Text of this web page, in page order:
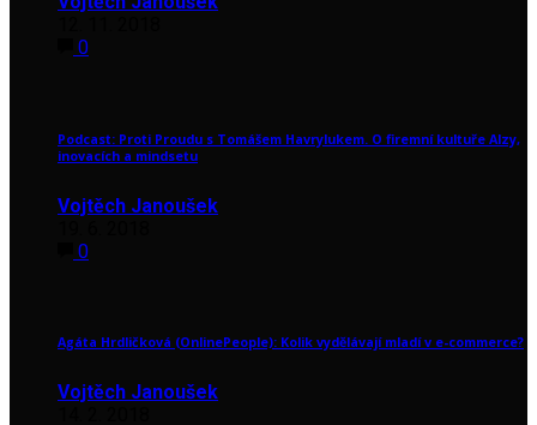
0
Podcast: Proti Proudu s Tomášem Havrylukem. O firemní kultuře Alzy,
inovacích a mindsetu
Vojtěch Janoušek
0
Agáta Hrdličková (OnlinePeople): Kolik vydělávají mladí v e-commerce?
Vojtěch Janoušek